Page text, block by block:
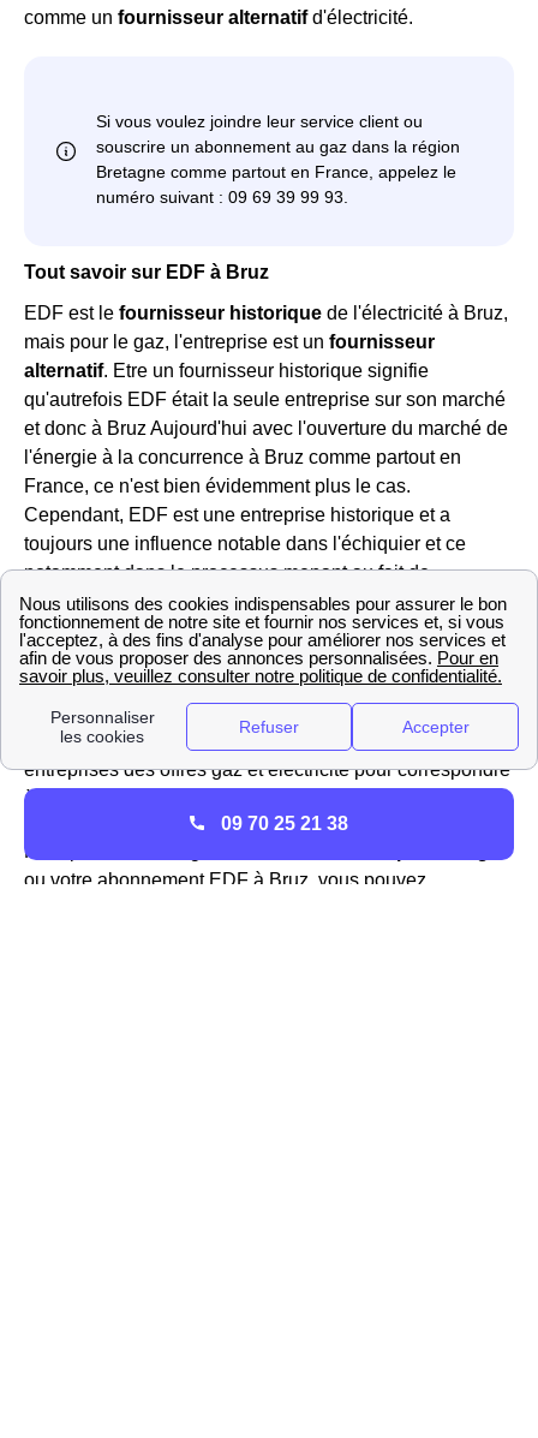
comme un fournisseur alternatifd'électricité.
Tout savoir sur EDF à Bruz
EDF est le fournisseur historique de l'électricité à Bruz,
mais pour le gaz, l'entreprise est un fournisseur
alternatif. Etre un fournisseur historique signifie
qu'autrefois EDF était la seule entreprise sur son marché
et donc à Bruz Aujourd'hui avec l'ouverture du marché de
l'énergie à la concurrence à Bruz comme partout en
France, ce n'est bien évidemment plus le cas.
Cependant, EDF est une entreprise historique et a
toujours une influence notable dans l'échiquier et ce
notamment dans le processus menant au fait de
déterminer le prix du kWh de l'électricité pour les Bruzois.
Et pour le prix du gaz ? à Bruz (35 170), EDF, propose à
ses clients des offres intéressantes avec un prix fixe
jusqu'à 3 ans, même si le tarif réglementé augmente.
Concernant les professionnels, EDF propose aux
entreprises des offres gaz et électricité pour correspondre
à leur besoin.
Pour plus de renseignements sur votre
ou votre abonnement EDF à Bruz, vous pouvez
09 70 25 21 38